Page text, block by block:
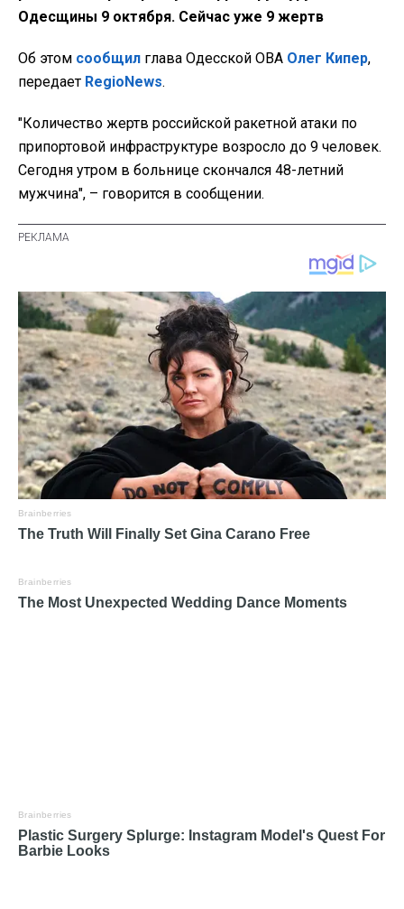
Одесщины 9 октября. Сейчас уже 9 жертв
Об этом сообщил глава Одесской ОВА Олег Кипер,
передает RegioNews.
"Количество жертв российской ракетной атаки по
припортовой инфраструктуре возросло до 9 человек.
Сегодня утром в больнице скончался 48-летний
мужчина", – говорится в сообщении.